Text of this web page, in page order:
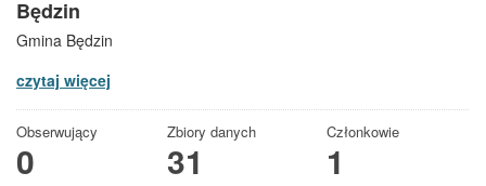
Będzin
Gmina Będzin
czytaj więcej
Obserwujący
0
Zbiory danych
31
Członkowie
1